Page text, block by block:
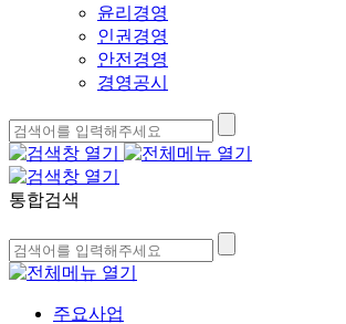
윤리경영
인권경영
안전경영
경영공시
통합검색
주요사업